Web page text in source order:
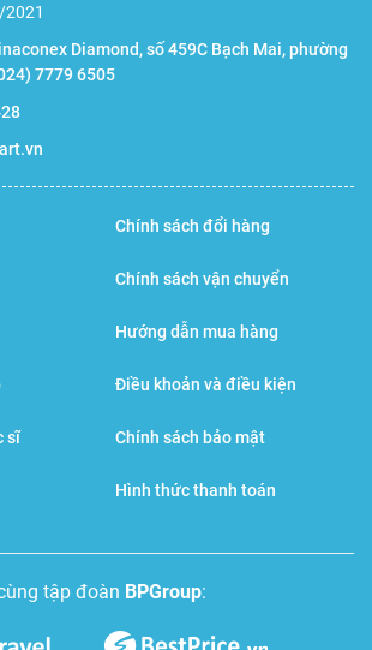
Diamond, số 459C Bạch Mai, phường
7779 6505
sĩ
Chính sách đổi hàng
Chính sách vận chuyển
Hướng dẫn mua hàng
Điều khoản và điều kiện
Chính sách bảo mật
Hình thức thanh toán
tập đoàn BPGroup: